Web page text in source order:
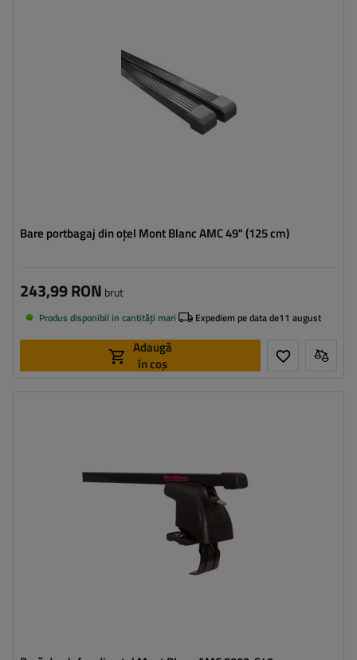
Bare portbagaj din oțel Mont Blanc AMC 49" (125 cm)
243,99 RON brut
Produs disponibil in cantități mari Expediem pe data de11 august
Adaugă
în coș